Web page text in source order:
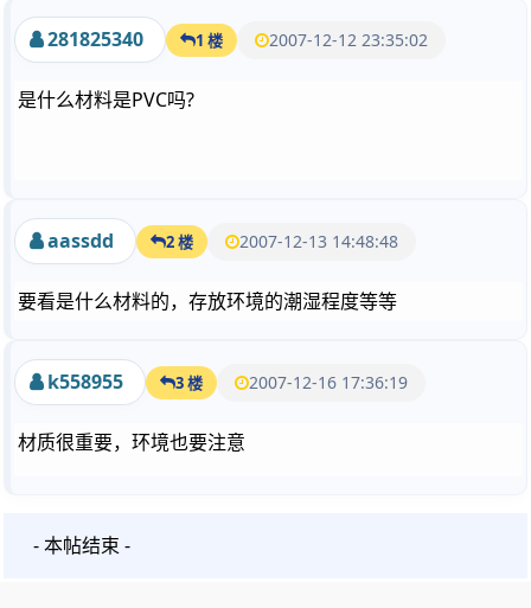
281825340 1 楼 2007-12-12 23:35:02
是什么材料是PVC吗?
aassdd 2 楼 2007-12-13 14:48:48
要看是什么材料的，存放环境的潮湿程度等等
k558955 3 楼 2007-12-16 17:36:19
材质很重要，环境也要注意
- 本帖结束 -